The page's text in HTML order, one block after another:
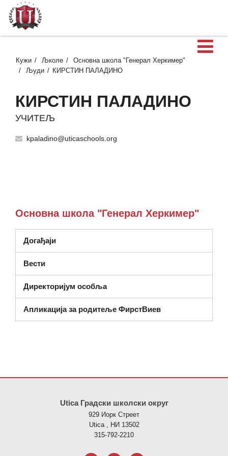
Кужи Љколе
Основна школа "Генерал Херкимер"
Људи
КИРСТИН ПАЛАДИНО
КИРСТИН ПАЛАДИНО
УЧИТЕЉ
kpaladino@uticaschools.org
Основна школа "Генерал Херкимер"
Догађаји
Вести
Директоријум особља
Апликација за родитеље ФирстВиев
Utica Градски школски округ
929 Иорк Стреет
Utica , НИ 13502
315-792-2210